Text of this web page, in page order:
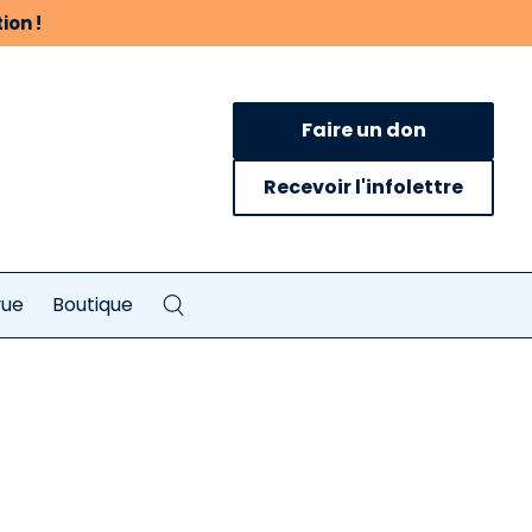
!
Faire un don
Recevoir l'infolettre
Boutique